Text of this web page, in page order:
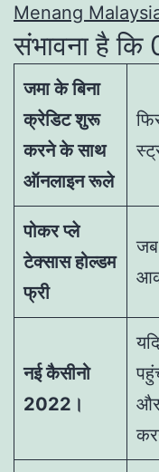
Menang
संभावना है
जमा के बिना
क्रेडिट शुरू
करने के साथ
ऑनलाइन रूले
पोकर प्ले
टेक्सास होल्डम
फ्री
नई कैसीनो
2022।